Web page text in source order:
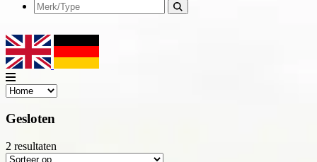
Gesloten
2 resultaten